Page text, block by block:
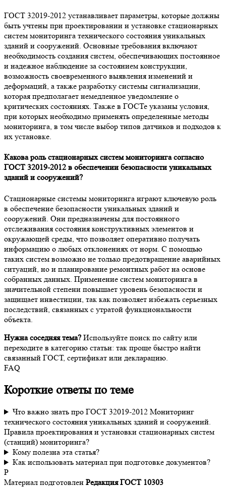
ГОСТ 32019-2012 устанавливает параметры, которые должны
быть учтены при проектировании и установке стационарных
систем мониторинга технического состояния уникальных
зданий и сооружений. Основные требования включают
необходимость создания систем, обеспечивающих постоянное
и надежное наблюдение за состоянием конструкции,
возможность своевременного выявления изменений и
деформаций, а также разработку системы сигнализации,
которая предполагает немедленное уведомление о
критических состояниях. Также в ГОСТе указаны условия,
при которых необходимо применять определенные методы
мониторинга, в том числе выбор типов датчиков и подходов к
их установке.
Какова роль стационарных систем мониторинга согласно
ГОСТ 32019-2012 в обеспечении безопасности уникальных
зданий и сооружений?
Стационарные системы мониторинга играют ключевую роль
в обеспечение безопасности уникальных зданий и
сооружений. Они предназначены для постоянного
отслеживания состояния конструктивных элементов и
окружающей среды, что позволяет оперативно получать
информацию о любых отклонениях от норм. С помощью
таких систем возможно не только предотвращение аварийных
ситуаций, но и планирование ремонтных работ на основе
собранных данных. Применение систем мониторинга в
значительной степени повышает уровень безопасности и
защищает инвестиции, так как позволяет избежать серьезных
последствий, связанных с утратой функциональности
объекта.
Нужна соседняя тема? Используйте поиск по сайту или
переходите в категорию статьи: так проще быстро найти
связанный ГОСТ, сертификат или декларацию.
FAQ
Короткие ответы по теме
Что важно знать про ГОСТ 32019-2012 Мониторинг
технического состояния уникальных зданий и сооружений.
Правила проектирования и установки стационарных систем
(станций) мониторинга?
Кому полезна эта статья?
Как использовать материал при подготовке документов?
Р
Материал подготовлен Редакция ГОСТ 10303